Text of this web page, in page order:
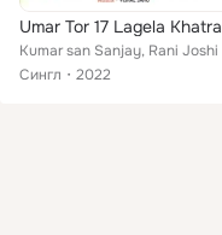
Umar Tor 17 Lagela Khatra
Kumar san Sanjay, Rani Joshi
Сингл
2022